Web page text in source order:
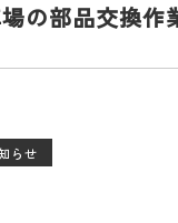
の部品交換作
らせ